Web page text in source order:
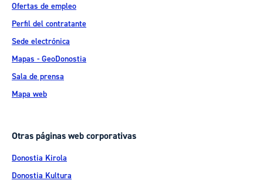
Ofertas de empleo
Perfil del contratante
Sede electrónica
Mapas - GeoDonostia
Sala de prensa
Mapa web
Otras páginas web corporativas
Donostia Kirola
Donostia Kultura